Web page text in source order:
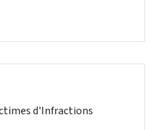
d'Infractions